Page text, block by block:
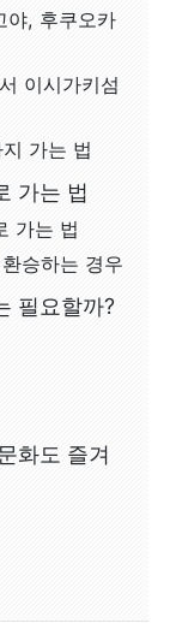
야, 후쿠오카
이시가키섬
가는 법
가는 법
가는 법
승하는 경우
필요할까?
화도 즐겨